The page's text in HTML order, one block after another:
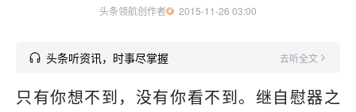
头条领航创作者
  2015-11-26 03:00
头条听资讯，时事尽掌握 去听全文
只有你想不到，没有你看不到。继自慰器之